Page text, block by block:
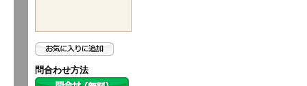
問合わせ方法